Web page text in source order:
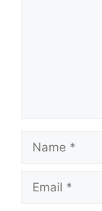
Name
Email